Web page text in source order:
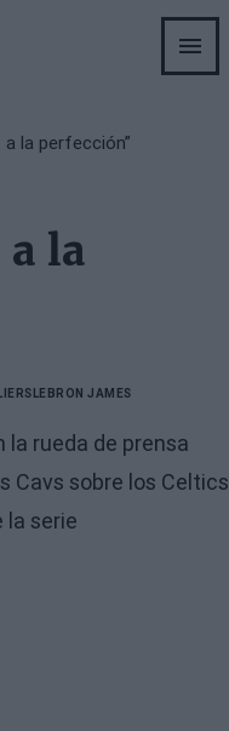
la perfección”
la
LEBRON JAMES
la rueda de prensa
Cavs sobre los Celtics
la serie